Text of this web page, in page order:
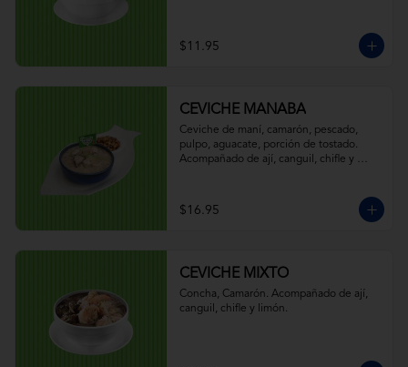
$11.95
CEVICHE MANABA
Ceviche de maní, camarón, pescado,
pulpo, aguacate, porción de tostado.
Acompañado de ají, canguil, chifle y
$16.95
CEVICHE MIXTO
Concha, Camarón. Acompañado de ají,
canguil, chifle y limón.